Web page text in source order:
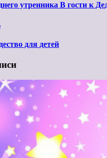
утренника В гости к
для детей